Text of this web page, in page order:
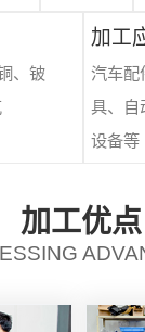
、铍
加工
汽车配
具、自
设备等
加工优点